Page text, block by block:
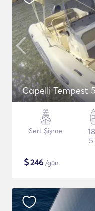
Capelli Tempest
Sert Şişme
$246 /gün